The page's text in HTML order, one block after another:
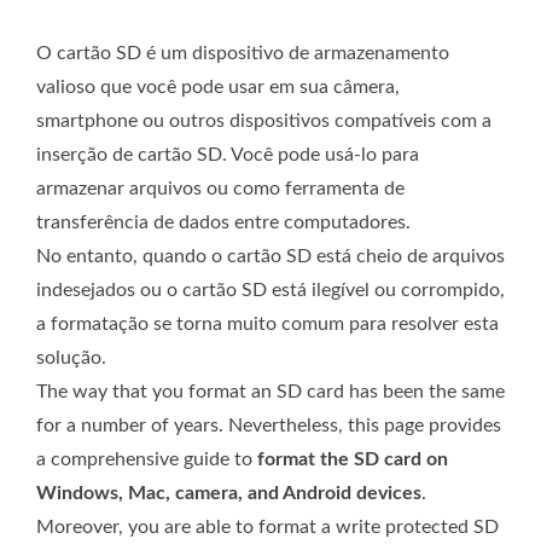
O cartão SD é um dispositivo de armazenamento
valioso que você pode usar em sua câmera,
smartphone ou outros dispositivos compatíveis com a
inserção de cartão SD. Você pode usá-lo para
armazenar arquivos ou como ferramenta de
transferência de dados entre computadores.
No entanto, quando o cartão SD está cheio de arquivos
indesejados ou o cartão SD está ilegível ou corrompido,
a formatação se torna muito comum para resolver esta
solução.
The way that you format an SD card has been the same
for a number of years. Nevertheless, this page provides
a comprehensive guide to format the SD card on
Windows, Mac, camera, and Android devices.
Moreover, you are able to format a write protected SD